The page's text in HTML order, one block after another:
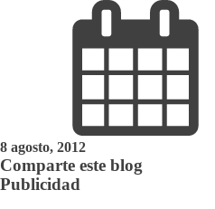
8 agosto, 2012
Comparte este blog
Publicidad